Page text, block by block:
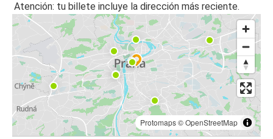
Atención: tu billete incluye la dirección más reciente.
Protomaps©OpenStreetMap